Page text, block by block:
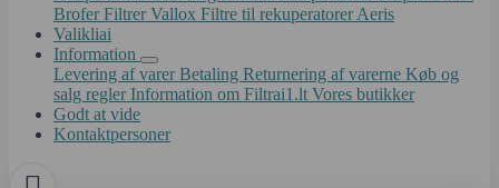
Brofer Filtrer Vallox Filtre til rekuperatorer Aeris
Valikliai
Information
Levering af varer Betaling Returnering af varerne Køb og
salg regler Information om Filtrai1.lt Vores butikker
Godt at vide
Kontaktpersoner